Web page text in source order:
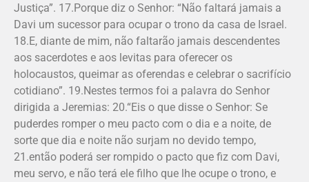
Justiça”. 17.Porque diz o Senhor: “Não faltará jamais a
Davi um sucessor para ocupar o trono da casa de Israel.
18.E, diante de mim, não faltarão jamais descendentes
aos sacerdotes e aos levitas para oferecer os
holocaustos, queimar as oferendas e celebrar o sacrifício
cotidiano”. 19.Nestes termos foi a palavra do Senhor
dirigida a Jeremias: 20.“Eis o que disse o Senhor: Se
puderdes romper o meu pacto com o dia e a noite, de
sorte que dia e noite não surjam no devido tempo,
21.então poderá ser rompido o pacto que fiz com Davi,
meu servo, e não terá ele filho que lhe ocupe o trono, e